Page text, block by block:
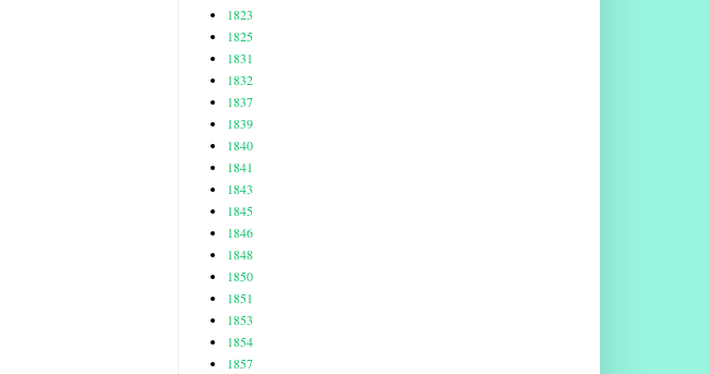
1823
1825
1831
1832
1837
1839
1840
1841
1843
1845
1846
1848
1850
1851
1853
1854
1857